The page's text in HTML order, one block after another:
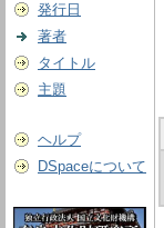
発行日
著者
タイトル
主題
ヘルプ
DSpaceについて